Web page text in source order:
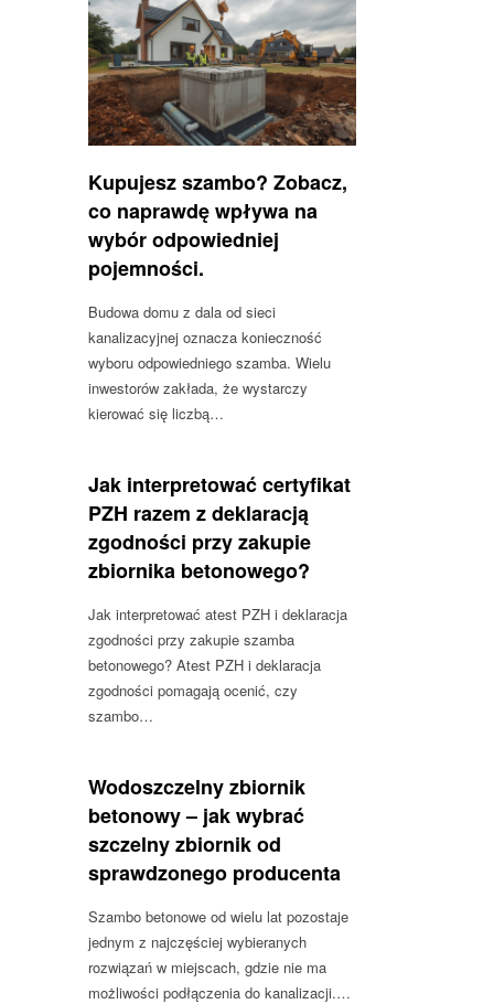
Kupujesz szambo? Zobacz,
co naprawdę wpływa na
wybór odpowiedniej
pojemności.
Budowa domu z dala od sieci
kanalizacyjnej oznacza konieczność
wyboru odpowiedniego szamba. Wielu
inwestorów zakłada, że wystarczy
kierować się liczbą…
Jak interpretować certyfikat
PZH razem z deklaracją
zgodności przy zakupie
zbiornika betonowego?
Jak interpretować atest PZH i deklaracja
zgodności przy zakupie szamba
betonowego? Atest PZH i deklaracja
zgodności pomagają ocenić, czy
szambo…
Wodoszczelny zbiornik
betonowy – jak wybrać
szczelny zbiornik od
sprawdzonego producenta
Szambo betonowe od wielu lat pozostaje
jednym z najczęściej wybieranych
rozwiązań w miejscach, gdzie nie ma
możliwości podłączenia do kanalizacji.…